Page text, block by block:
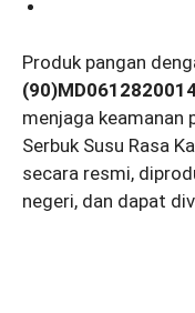
Produk pangan
menjaga keamanan
Serbuk Susu Rasa
secara resmi,
negeri, dan dapat